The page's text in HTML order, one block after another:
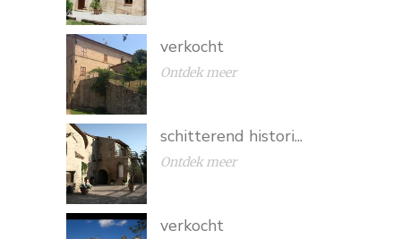
verkocht
Ontdek meer
schitterend histori...
Ontdek meer
verkocht